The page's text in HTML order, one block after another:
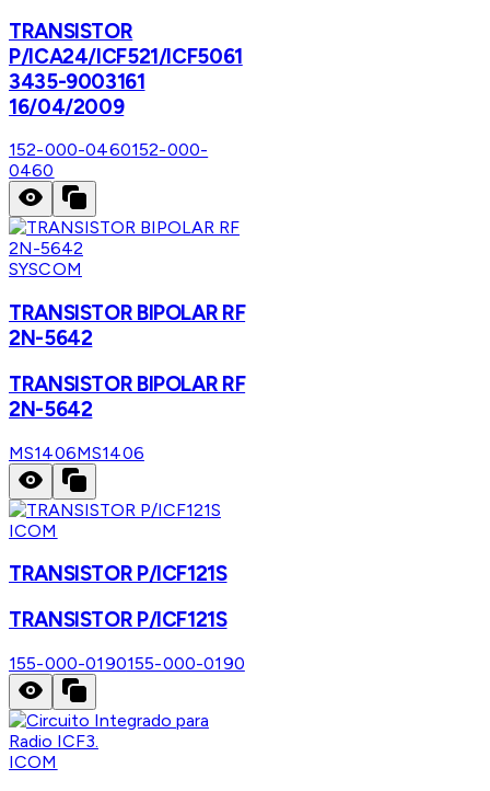
TRANSISTOR
P/ICA24/ICF521/ICF5061
3435-9003161
16/04/2009
152-000-0460152-000-
0460
SYSCOM
TRANSISTOR BIPOLAR RF
2N-5642
TRANSISTOR BIPOLAR RF
2N-5642
MS1406MS1406
ICOM
TRANSISTOR P/ICF121S
TRANSISTOR P/ICF121S
155-000-0190155-000-0190
ICOM